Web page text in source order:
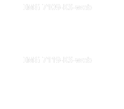
IMG 7109-KS-web
IMG 7119-KS-web